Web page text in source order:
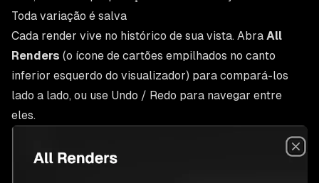
Toda variação é salva
Cada render vive no histórico de sua vista. Abra All
Renders (o ícone de cartões empilhados no canto
inferior esquerdo do visualizador) para compará-los
lado a lado, ou use Undo / Redo para navegar entre
eles.